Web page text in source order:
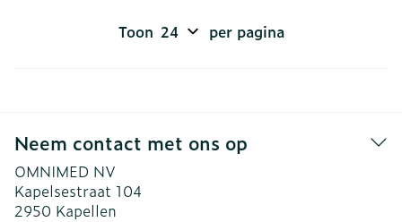
Toon per pagina
Neem contact met ons op
OMNIMED NV
Kapelsestraat 104
2950 Kapellen